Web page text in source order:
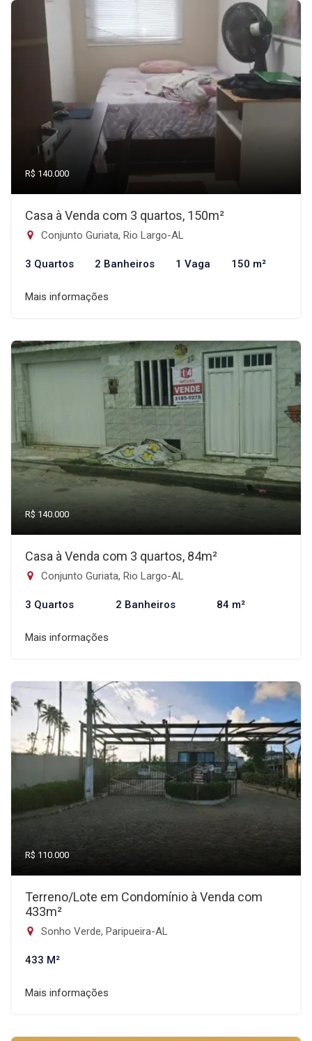
R$ 140.000
Casa à Venda com 3 quartos, 150m²
Conjunto Guriata, Rio Largo-AL
3 Quartos 2 Banheiros 1 Vaga 150 m²
Mais informações
R$ 140.000
Casa à Venda com 3 quartos, 84m²
Conjunto Guriata, Rio Largo-AL
3 Quartos 2 Banheiros 84 m²
Mais informações
R$ 110.000
Terreno/Lote em Condomínio à Venda com
433m²
Sonho Verde, Paripueira-AL
433 M²
Mais informações